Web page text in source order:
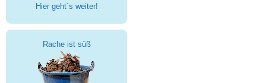
Hier geht´s weiter!
Rache ist süß